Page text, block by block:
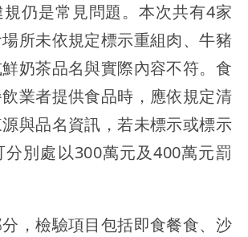
仍是常見問題。本次共有4家
所未依規定標示重組肉、牛豬
奶茶品名與實際內容不符。食
業者提供食品時，應依規定清
與品名資訊，若未標示或標示
別處以300萬元及400萬元罰
，檢驗項目包括即食餐食、沙